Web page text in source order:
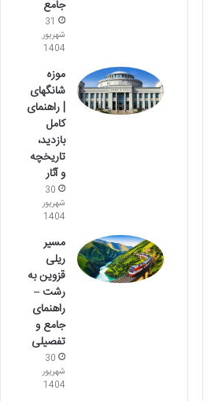
جامع
31
شهریور
1404
موزه
شانگهای
| راهنمای
کامل
بازدید،
تاریخچه
و آثار
30
شهریور
1404
مسیر
ریلی
قزوین به
رشت –
راهنمای
جامع و
تفصیلی
30
شهریور
1404